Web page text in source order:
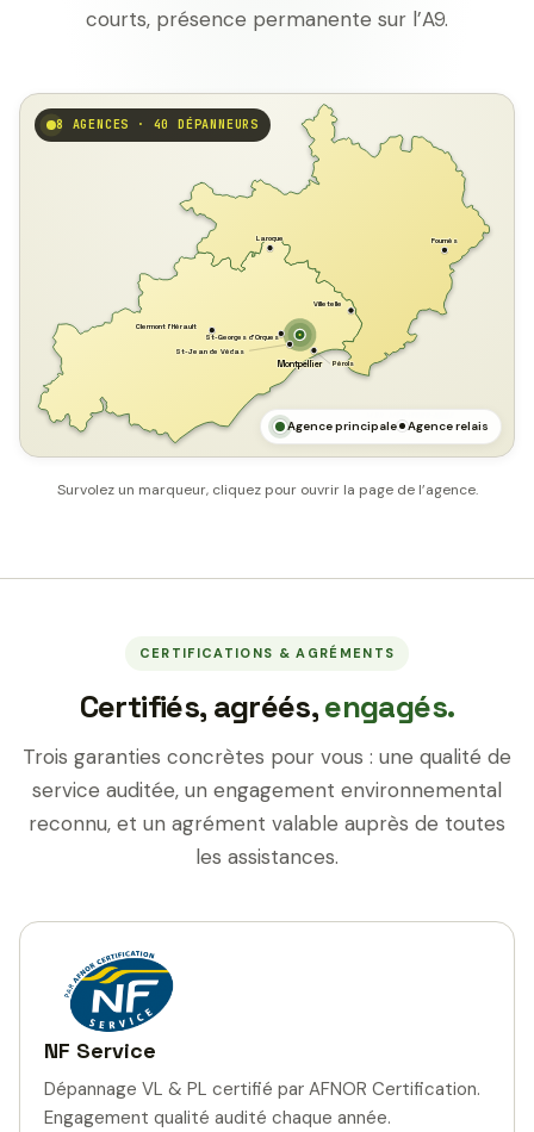
courts, présence permanente sur l’A9.
Montpellier Pérols
Laroque Fournès
Villetelle
St-Georges d'Orques
Clermont l'Hérault
St-Jean de Védas
8 AGENCES · 40 DÉPANNEURS
Agence principale Agence relais
Survolez un marqueur, cliquez pour ouvrir la page de l’agence.
CERTIFICATIONS & AGRÉMENTS
Certifiés, agréés,engagés.
Trois garanties concrètes pour vous : une qualité de
service auditée, un engagement environnemental
reconnu, et un agrément valable auprès de toutes
les assistances.
NF Service
Dépannage VL & PL certifié par AFNOR Certification.
Engagement qualité audité chaque année.